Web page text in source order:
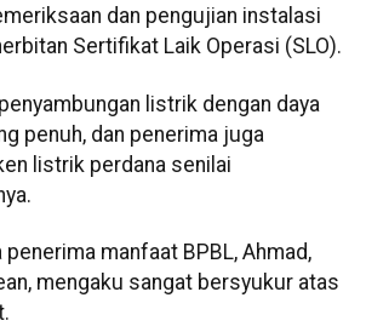
dan pengujian instalasi
Sertifikat Laik Operasi (SLO).
listrik dengan daya
penuh, dan penerima juga
listrik perdana senilai
manfaat BPBL, Ahmad,
mengaku sangat bersyukur atas